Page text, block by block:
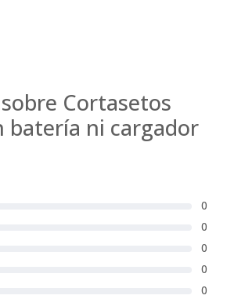
Cortasetos
batería ni cargador
0
0
0
0
0